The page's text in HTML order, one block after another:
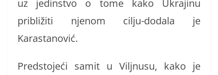
uz jedinstvo o tome kako Ukrajinu
približiti njenom cilju-dodala je
Karastanović.
Predstojeći samit u Viljnusu, kako je